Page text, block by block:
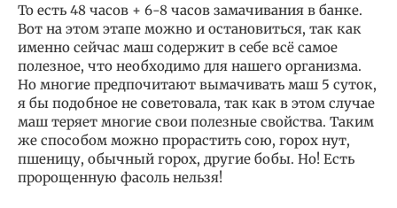
То есть 48 часов + 6-8 часов замачивания в банке.
Вот на этом этапе можно и остановиться, так как
именно сейчас маш содержит в себе всё самое
полезное, что необходимо для нашего организма.
Но многие предпочитают вымачивать маш 5 суток,
я бы подобное не советовала, так как в этом случае
маш теряет многие свои полезные свойства. Таким
же способом можно прорастить сою, горох нут,
пшеницу, обычный горох, другие бобы. Но! Есть
пророщенную фасоль нельзя!